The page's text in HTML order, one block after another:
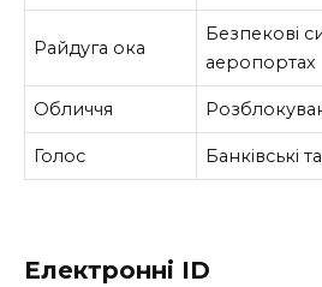
Райдуга ока
Безпекові
аеропортах
Обличчя
Голос Банківські
Електронні ID